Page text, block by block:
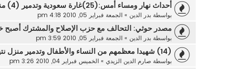
أحداث نهار ومساء أمس:(25)غارة سعودية وتدمير (4) منازل وجرح ا
بواسطة بدر الدين » الجمعة فبراير 05, 2010 4:18 pm
مصدر حوثي: التحالف مع حزب الإصلاح والمشترك أصبح
بواسطة بدر الدين » الجمعة فبراير 05, 2010 3:59 pm
(14) شهيدا معظمهم من النساء والأطفال وتدمير منزل نتيجة القصف
بواسطة صارم الدين الزيدي » الخميس فبراير 04, 2010 3:26 pm